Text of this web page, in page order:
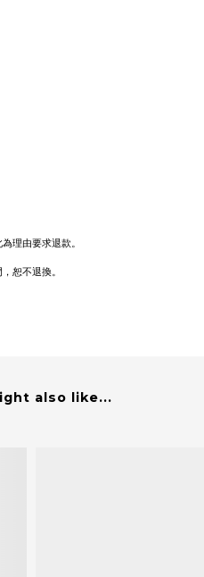
理由要求退款。
恕不退換。
also like...